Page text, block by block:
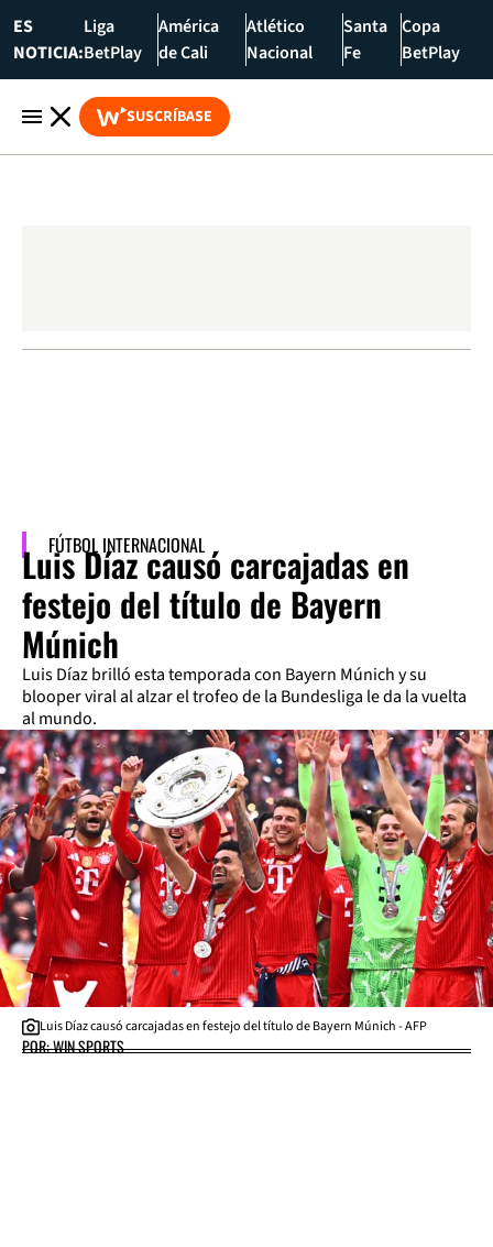
ES
NOTICIA:
Liga
BetPlay
América
de Cali
Atlético
Nacional
Santa
Fe
Copa
BetPlay
SUSCRÍBASE
FÚTBOL INTERNACIONAL
Luis Díaz causó carcajadas en
festejo del título de Bayern
Múnich
Luis Díaz brilló esta temporada con Bayern Múnich y su
blooper viral al alzar el trofeo de la Bundesliga le da la vuelta
al mundo.
Luis Díaz causó carcajadas en festejo del título de Bayern Múnich - AFP
POR: WIN SPORTS